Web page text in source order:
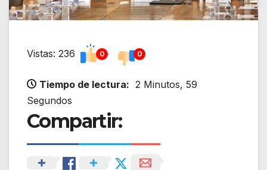
Vistas: 236 0 0
Tiempo de lectura: 2 Minutos, 59
Segundos
Compartir: